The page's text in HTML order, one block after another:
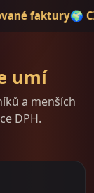
CZ i SK🏢 ARES/
umí
a menších
DPH.